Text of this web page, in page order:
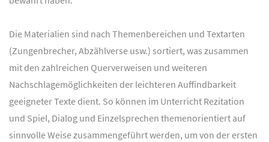
Die Materialien sind nach Themenbereichen und Textarten
(Zungenbrecher, Abzählverse usw.) sortiert, was zusammen
mit den zahlreichen Querverweisen und weiteren
Nachschlagemöglichkeiten der leichteren Auffindbarkeit
geeigneter Texte dient. So können im Unterricht Rezitation
und Spiel, Dialog und Einzelsprechen themenorientiert auf
sinnvolle Weise zusammengeführt werden, um von der ersten